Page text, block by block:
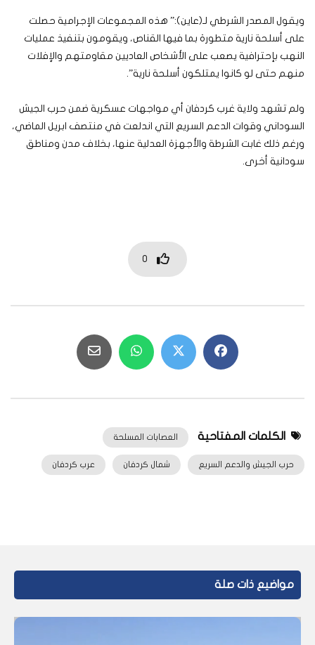
ويقول المصدر الشرطي لـ(عاين):” هذه المجموعات الإجرامية حصلت
على أسلحة نارية متطورة بما فيها القناص، ويقومون بتنفيذ عمليات
النهب بإحترافية يصعب على الأشخاص العاديين مقاومتهم والإفلات
منهم حتى لو كانوا يمتلكون أسلحة نارية”.
ولم تشهد ولاية غرب كردفان أي مواجهات عسكرية ضمن حرب الجيش
السوداني وقوات الدعم السريع التي اندلعت في منتصف ابريل الماضي،
ورغم ذلك غابت الشرطة والأجهزة العدلية عنها، بخلاف مدن ومناطق
سودانية أخرى.
0
الكلمات المفتاحية العصابات المسلحة
حرب الجيش والدعم السريع شمال كردفان عرب كردفان
مواضيع ذات صلة